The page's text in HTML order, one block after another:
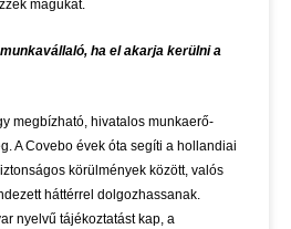
magukat.
ha el akarja kerülni a
megbízható, hivatalos munkaerő-
A Covebo évek óta segíti a hollandiai
körülmények között, valós
háttérrel dolgozhassanak.
nyelvű tájékoztatást kap, a